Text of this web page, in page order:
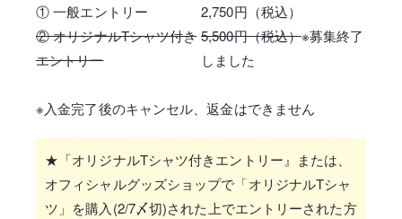
① 一般エントリー
2,750円（税込）
② オリジナルTシャツ付き
エントリー
5,500円（税込）※募集終了
しました
※入金完了後のキャンセル、返金はできません
★「オリジナルTシャツ付きエントリー』または、
オフィシャルグッズショップで「オリジナルTシャ
ツ」を購入(2/7〆切)された上でエントリーされた方